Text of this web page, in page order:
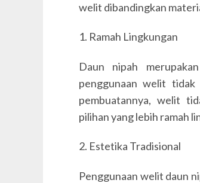
welit dibandingkan
1. Ramah Lingkungan
Daun nipah
penggunaan welit tidak
pembuatannya, welit
pilihan yang lebih ramah
2. Estetika Tradisional
Penggunaan welit daun